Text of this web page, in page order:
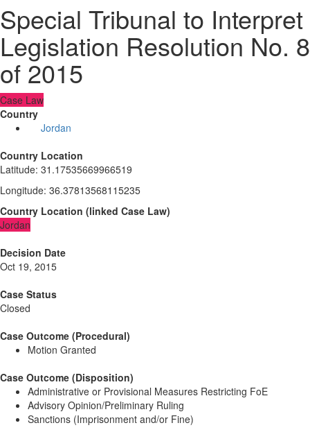
Special Tribunal to Interpret
Legislation Resolution No. 8
of 2015
Case Law
Country
Jordan
Country Location
Latitude: 31.17535669966519
Longitude: 36.37813568115235
Country Location (linked Case Law)
Jordan
Decision Date
Oct 19, 2015
Case Status
Closed
Case Outcome (Procedural)
Motion Granted
Case Outcome (Disposition)
Administrative or Provisional Measures Restricting FoE
Advisory Opinion/Preliminary Ruling
Sanctions (Imprisonment and/or Fine)